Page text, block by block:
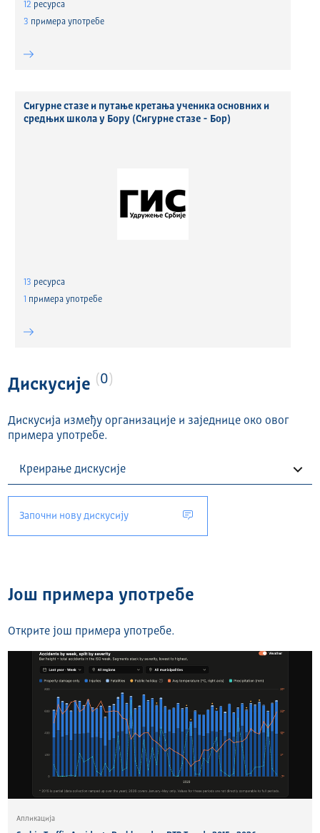
12 ресурса
3 примера употребе
Сигурне стазе и путање кретања ученика основних и
средњих школа у Бору (Сигурне стазе - Бор)
13 ресурса
1 примера употребе
Дискусије 0
Дискусија између организације и заједнице око овог
примера употребе.
Започни нову дискусију
Још примера употребе
Открите још примера употребе.
Апликација